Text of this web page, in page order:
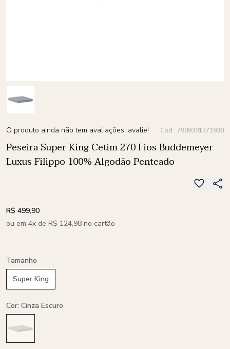
O produto ainda não tem avaliações, avalie! Cod.: 7909301371938
Peseira Super King Cetim 270 Fios Buddemeyer
Luxus Filippo 100% Algodão Penteado
R$ 499,90
ou em 4x de R$ 124,98 no cartão
Tamanho
Super King
Cor: Cinza Escuro